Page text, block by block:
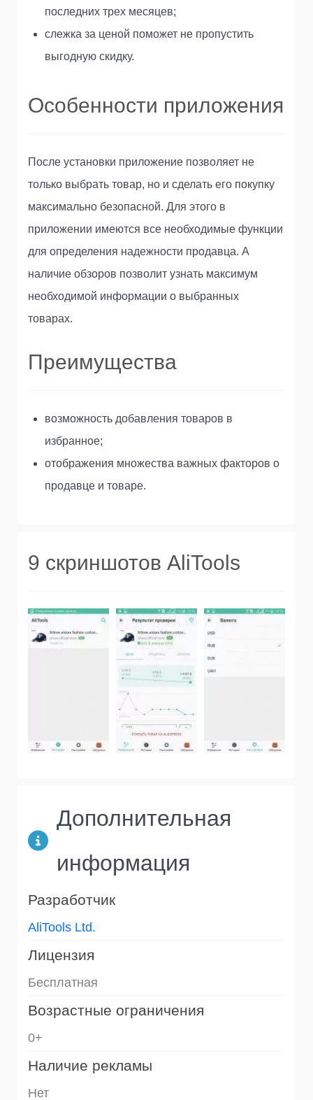
последних трех месяцев;
слежка за ценой поможет не пропустить
выгодную скидку.
Особенности приложения
После установки приложение позволяет не
только выбрать товар, но и сделать его покупку
максимально безопасной. Для этого в
приложении имеются все необходимые функции
для определения надежности продавца. А
наличие обзоров позволит узнать максимум
необходимой информации о выбранных
товарах.
Преимущества
возможность добавления товаров в
избранное;
отображения множества важных факторов о
продавце и товаре.
9 скриншотов AliTools
Дополнительная
информация
Разработчик
AliTools Ltd.
Лицензия
Бесплатная
Возрастные ограничения
0+
Наличие рекламы
Нет